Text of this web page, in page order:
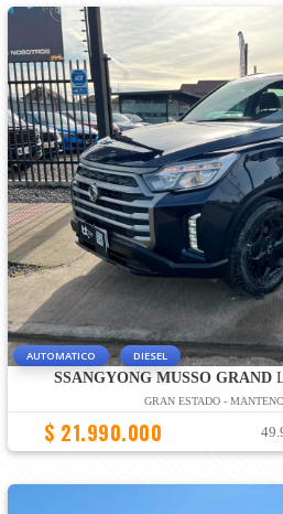
AUTOMATICO DIESEL
SSANGYONG MUSSO GRAND
GRAN ESTADO -
$ 21.990.000